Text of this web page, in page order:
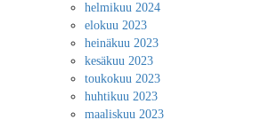
helmikuu 2024
elokuu 2023
heinäkuu 2023
kesäkuu 2023
toukokuu 2023
huhtikuu 2023
maaliskuu 2023